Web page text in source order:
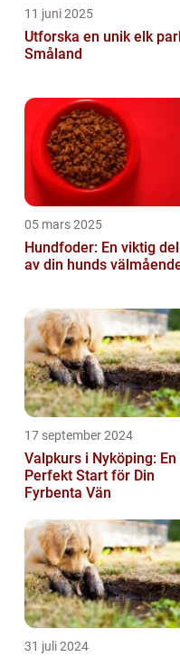
11 juni 2025
Utforska en unik elk
Småland
05 mars 2025
Hundfoder: En viktig del
av din hunds
17 september 2024
Valpkurs i Nyköping: En
Perfekt Start för Din
Fyrbenta Vän
31 juli 2024